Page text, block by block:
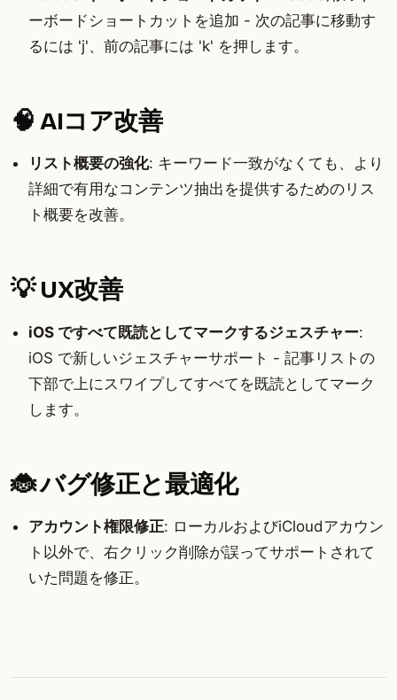
ーボードショートカットを追加 - 次の記事に移動す
るには 'j'、前の記事には 'k' を押します。
🧠 AIコア改善
リスト概要の強化: キーワード一致がなくても、より
詳細で有用なコンテンツ抽出を提供するためのリス
ト概要を改善。
💡 UX改善
iOS ですべて既読としてマークするジェスチャー:
iOS で新しいジェスチャーサポート - 記事リストの
下部で上にスワイプしてすべてを既読としてマーク
します。
🐞 バグ修正と最適化
アカウント権限修正: ローカルおよびiCloudアカウン
ト以外で、右クリック削除が誤ってサポートされて
いた問題を修正。